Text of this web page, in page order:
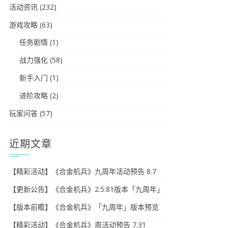
活动资讯 (232)
游戏攻略 (63)
任务剧情 (1)
战力强化 (58)
新手入门 (1)
进阶攻略 (2)
玩家问答 (57)
近期文章
【精彩活动】《合金机兵》九周年活动预告 8.7
【更新公告】《合金机兵》2.5.81版本「九周年」
【版本前瞻】《合金机兵》「九周年」版本预览
【精彩活动】《合金机兵》周活动预告 7.31